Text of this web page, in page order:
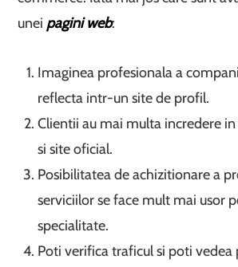
unei pagini web:
Imaginea profesionala a
reflecta intr-un site de profil.
Clientii au mai multa incredere
si site oficial.
Posibilitatea de achizitionare a
serviciilor se face mult mai usor
specialitate.
Poti verifica traficul si poti